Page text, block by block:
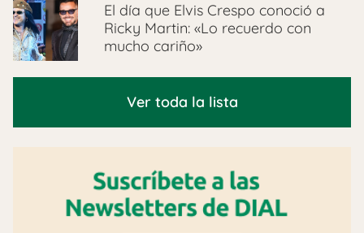
El día que Elvis Crespo conoció a
Ricky Martin: «Lo recuerdo con
mucho cariño»
Ver toda la lista